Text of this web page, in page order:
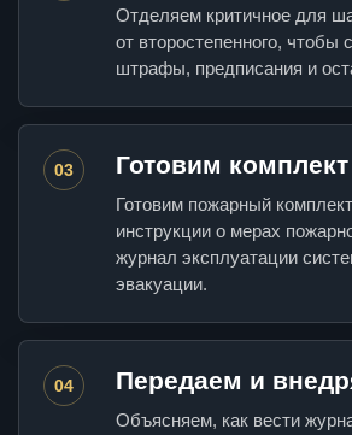
Отделяем критичное для
от второстепенного, чтобы
штрафы, предписания и
03 Готовим комплект
Готовим пожарный
инструкции о мерах
журнал эксплуатации
эвакуации.
04 Передаем и
Объясняем, как вести